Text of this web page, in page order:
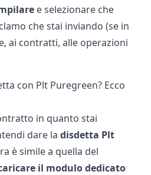
e selezionare che
che stai inviando (se in
ai contratti, alle operazioni
con Plt Puregreen? Ecco
in quanto stai
dare la disdetta Plt
è simile a quella del
il modulo dedicato